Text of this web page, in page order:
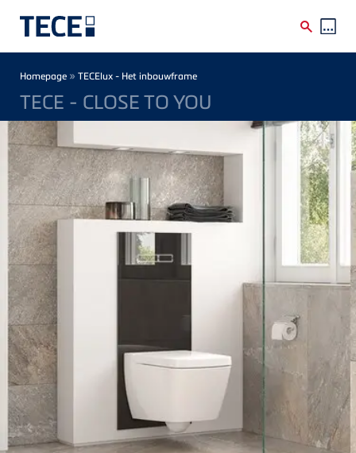
Breadcrumb
Homepage » TECElux - Het inbouwframe
TECE - CLOSE TO YOU